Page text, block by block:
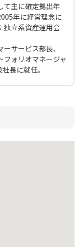
て主に確定拠出年
年に経営理念に
独立系資産運用会
サービス部長、
フォリオマネージャ
長に就任。